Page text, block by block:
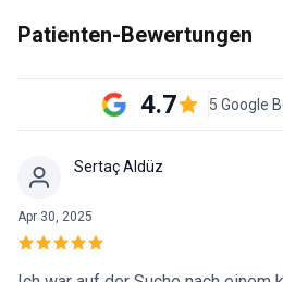
Patienten-Bewertungen
4.7 5 Google
Sertaç Aldüz
Apr 30, 2025